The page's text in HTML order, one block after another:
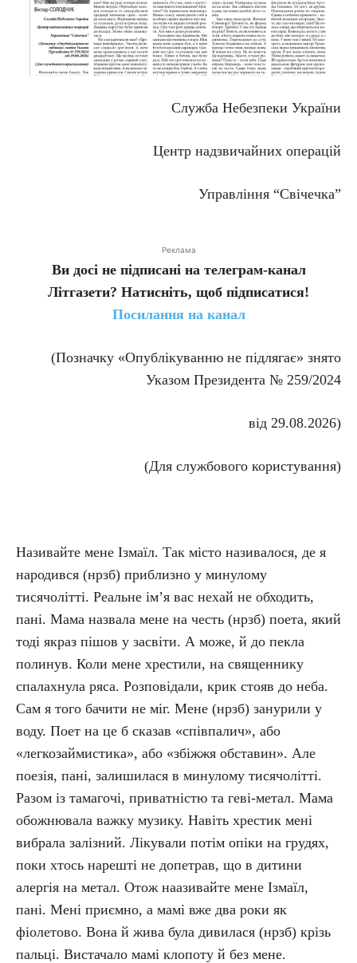
Служба Небезпеки України
Центр надзвичайних операцій
Управління “Свічечка”
Реклама
Ви досі не підписані на телеграм-канал
Літгазети? Натисніть, щоб підписатися!
Посилання на канал
(Позначку «Опублікуванню не підлягає» знято
Указом Президента № 259/2024
від 29.08.2026)
(Для службового користування)
Називайте мене Ізмаїл. Так місто називалося, де я
народився (нрзб) приблизно у минулому
тисячолітті. Реальне ім’я вас нехай не обходить,
пані. Мама назвала мене на честь (нрзб) поета, який
тоді якраз пішов у засвіти. А може, й до пекла
полинув. Коли мене хрестили, на священнику
спалахнула ряса. Розповідали, крик стояв до неба.
Сам я того бачити не міг. Мене (нрзб) занурили у
воду. Поет на це б сказав «співпалич», або
«легкозаймистика», або «збіжжя обставин». Але
поезія, пані, залишилася в минулому тисячолітті.
Разом із тамагочі, приватністю та геві-метал. Мама
обожнювала важку музику. Навіть хрестик мені
вибрала залізний. Лікували потім опіки на грудях,
поки хтось нарешті не допетрав, що в дитини
алергія на метал. Отож наазивайте мене Ізмаїл,
пані. Мені приємно, а мамі вже два роки як
фіолетово. Вона й жива була дивилася (нрзб) крізь
пальці. Вистачало мамі клопоту й без мене.